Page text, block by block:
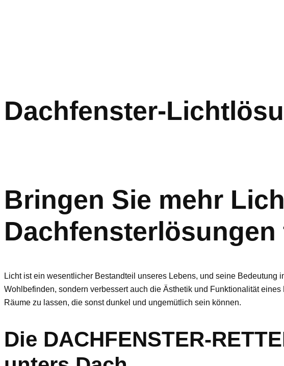
Dachfenster-
Bringen Sie mehr
Licht ist ein wesentlicher Bestandteil unseres Lebens, und seine
Wohlbefinden, sondern verbessert auch die Ästhetik und Funktionalität
Räume zu lassen, die sonst dunkel und ungemütlich sein können.
Die DACHFENSTER-